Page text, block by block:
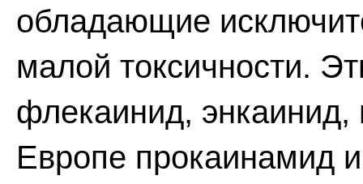
обладающие
малой токсичности.
флекаинид,
Европе прокаинамид